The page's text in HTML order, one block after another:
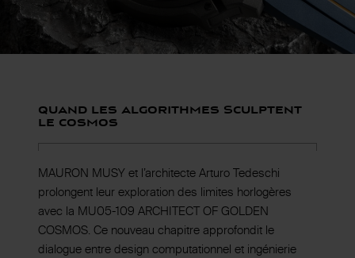
Quand les Algorithmes Sculptent
le Cosmos
MAURON MUSY et l’architecte Arturo Tedeschi
prolongent leur exploration des limites horlogères
avec la MU05-109 ARCHITECT OF GOLDEN
COSMOS. Ce nouveau chapitre approfondit le
dialogue entre design computationnel et ingénierie